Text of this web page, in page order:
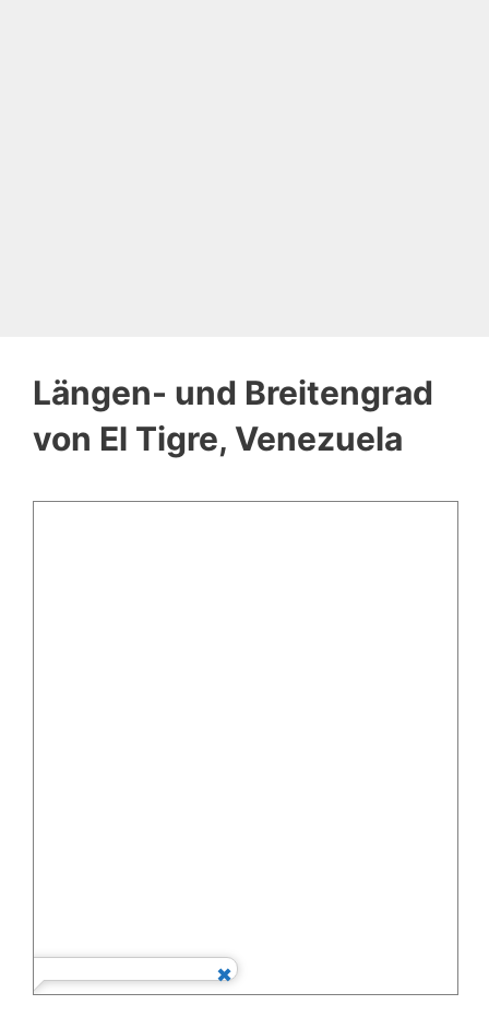
Längen- und Breitengrad
von El Tigre, Venezuela